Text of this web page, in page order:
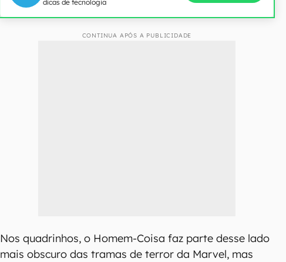
dicas de tecnologia
CONTINUA APÓS A PUBLICIDADE
Nos quadrinhos, o Homem-Coisa faz parte desse lado
mais obscuro das tramas de terror da Marvel, mas